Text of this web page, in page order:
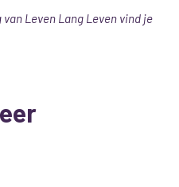
Leven Lang Leven vind je